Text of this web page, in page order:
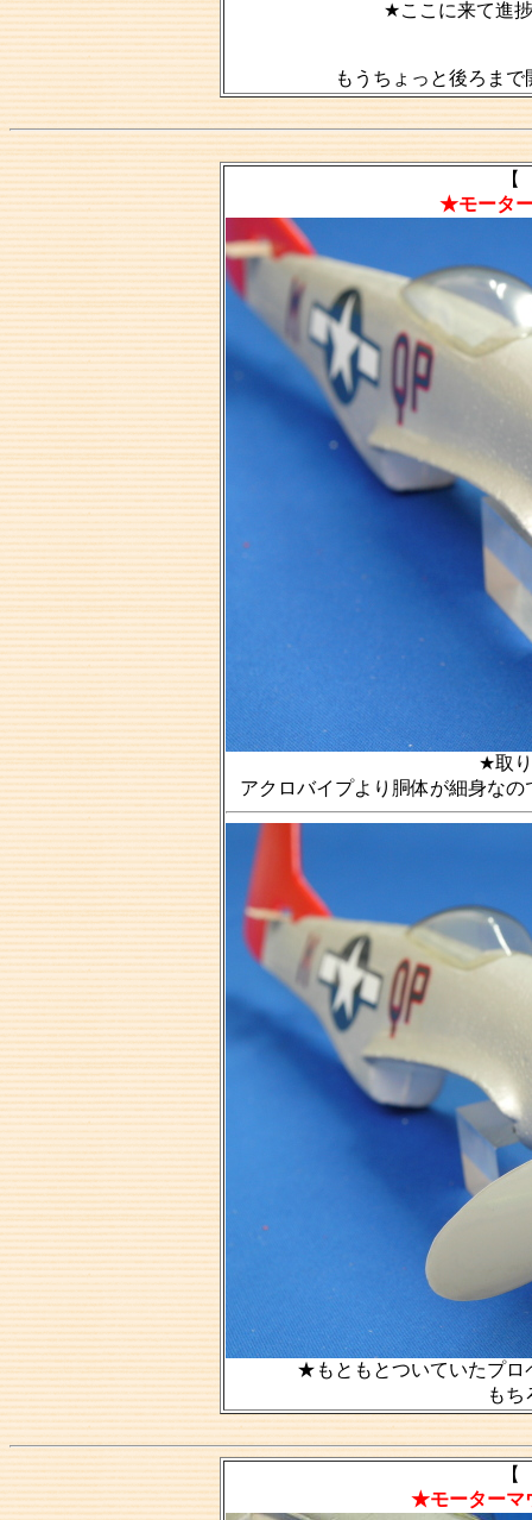
★ここに来て進
もうちょっと後ろま
★モータ
★取
アクロバイプより胴体が細身な
★もともとついていたプロ
もち
★モーターマ